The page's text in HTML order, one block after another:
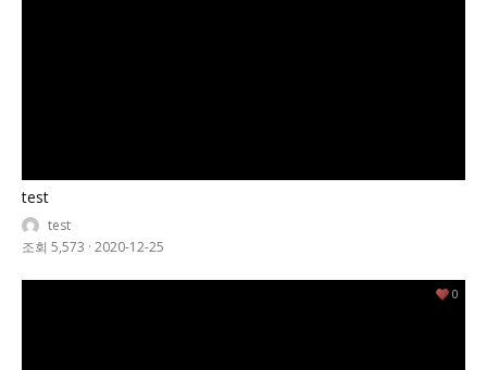
test
test
조회 5,573 · 2020-12-25
0